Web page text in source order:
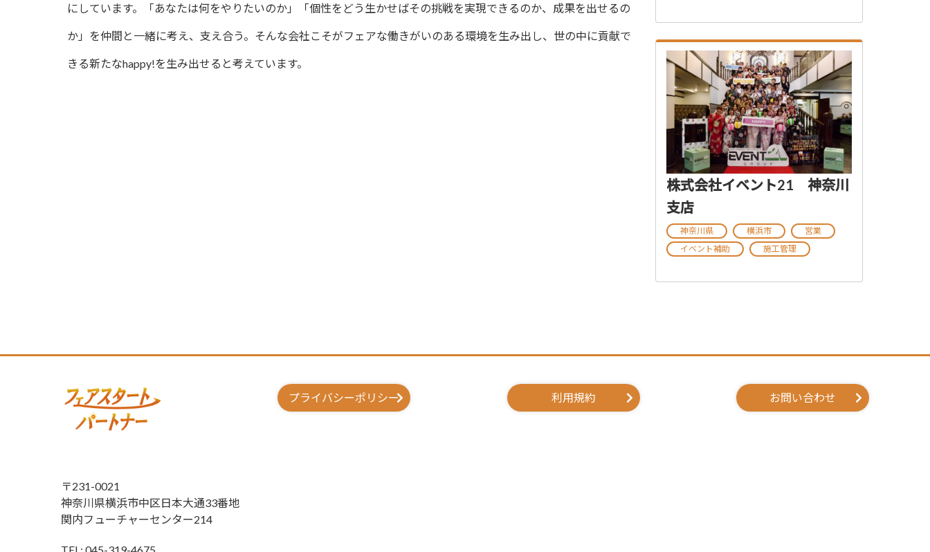
にしています。「あなたは何をやりたいのか」「個性をどう生かせばその挑戦を実現できるのか、成果を出せるの
か」を仲間と一緒に考え、支え合う。そんな会社こそがフェアな働きがいのある環境を生み出し、世の中に貢献で
きる新たなhappy!を生み出せると考えています。
株式会社イベント21 神奈川
支店
神奈川県 横浜市
営業
イベント補助
施工管理
プライバシーポリシー 利用規約 お問い合わせ
〒231-0021
神奈川県横浜市中区日本大通33番地
関内フューチャーセンター214